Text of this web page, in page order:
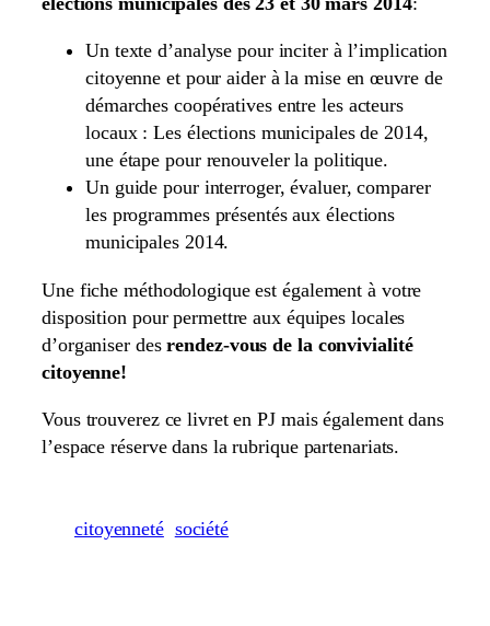
Un texte d’analyse pour inciter à l’implication
citoyenne et pour aider à la mise en œuvre de
démarches coopératives entre les acteurs
locaux : Les élections municipales de 2014,
une étape pour renouveler la politique.
Un guide pour interroger, évaluer, comparer
les programmes présentés aux élections
municipales 2014.
Une fiche méthodologique est également à votre
disposition pour permettre aux équipes locales
d’organiser desrendez-vous de la convivialité
citoyenne!
Vous trouverez ce livret en PJ mais également dans
l’espace réserve dans la rubrique partenariats.
citoyenneté société